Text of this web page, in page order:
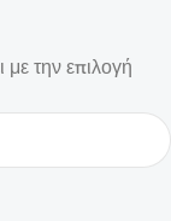
με την επιλογή